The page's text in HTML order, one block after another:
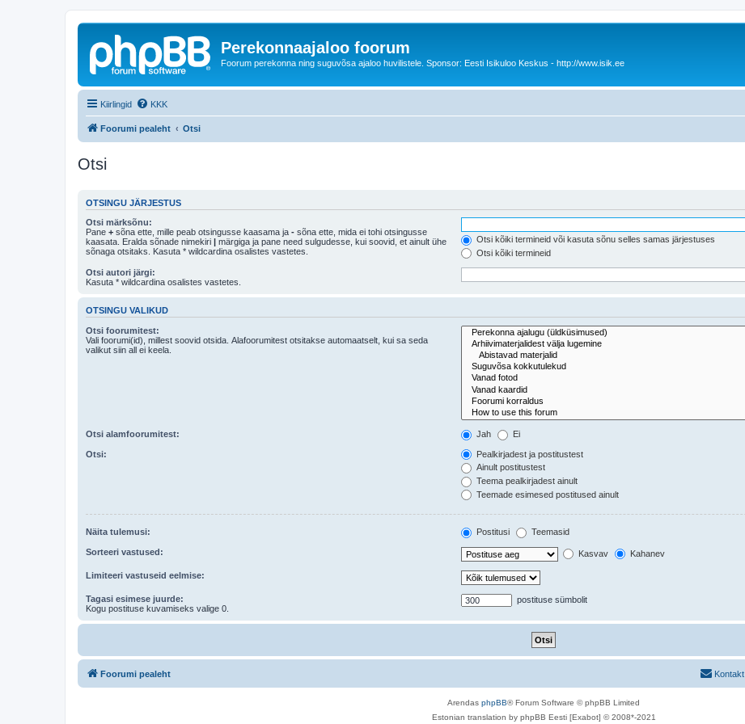
Perekonnaajaloo foorum
Foorum perekonna ning suguvõsa ajaloo huvilistele. Sponsor: Eesti Isikuloo Keskus - http://www.isik.ee
Kiirlingid KKK
Foorumi pealeht Otsi
Otsi
OTSINGU JÄRJESTUS
Otsi märksõnu:
Pane + sõna ette, mille peab otsingusse kaasama ja - sõna ette, mida ei tohi otsingusse
kaasata. Eralda sõnade nimekiri | märgiga ja pane need sulgudesse, kui soovid, et ainult ühe
sõnaga otsitaks. Kasuta * wildcardina osalistes vastetes.
Otsi kõiki termineid või kasuta sõnu selles samas järjestuses
Otsi kõiki termineid
Otsi autori järgi:
Kasuta * wildcardina osalistes vastetes.
OTSINGU VALIKUD
Otsi foorumitest:
Vali foorumi(id), millest soovid otsida. Alafoorumitest otsitakse automaatselt, kui sa seda
valikut siin all ei keela.
Otsi alamfoorumitest: Jah Ei
Otsi:
Pealkirjadest ja postitustest
Ainult postitustest
Teema pealkirjadest ainult
Teemade esimesed postitused ainult
Näita tulemusi: Postitusi Teemasid
Sorteeri vastused: Kasvav Kahanev
Limiteeri vastuseid eelmise:
Tagasi esimese juurde:
Kogu postituse kuvamiseks valige 0.
postituse sümbolit
Foorumi pealeht Kontakt
Arendas phpBB® Forum Software © phpBB Limited
Estonian translation by phpBB Eesti [Exabot] © 2008*-2021